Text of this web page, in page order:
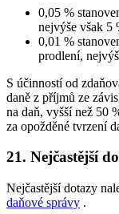
0,05 %
nejvýše však 5
0,01 %
prodlení,
S účinností od
daně z příjmů ze
na daň, vyšší než 50
za opožděné tvrzení
21. Nejčastější
Nejčastější dotazy
daňové správy .